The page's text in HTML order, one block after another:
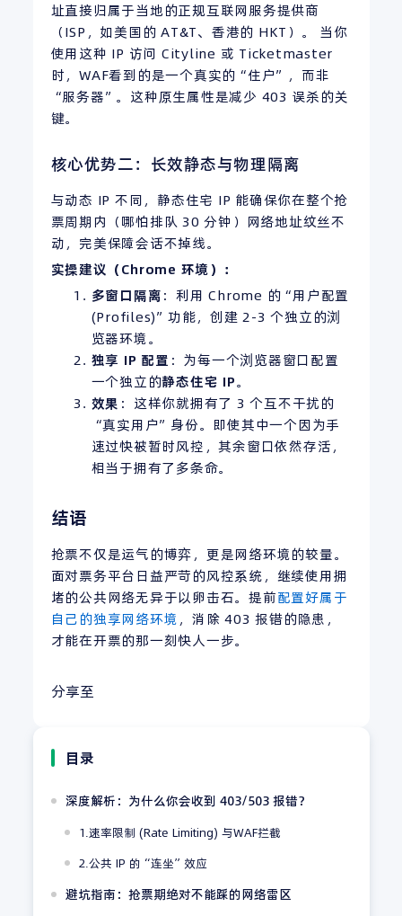
址直接归属于当地的正规互联网服务提供商
（ISP，如美国的 AT&T、香港的 HKT）。 当你
使用这种 IP 访问 Cityline 或 Ticketmaster
时，WAF看到的是一个真实的“住户”，而非
“服务器”。这种原生属性是减少 403 误杀的关
键。
核心优势二：长效静态与物理隔离
与动态 IP 不同，静态住宅 IP 能确保你在整个抢
票周期内（哪怕排队 30 分钟）网络地址纹丝不
动，完美保障会话不掉线。
实操建议（Chrome 环境）：
多窗口隔离：利用 Chrome 的“用户配置
(Profiles)”功能，创建 2-3 个独立的浏
览器环境。
独享 IP 配置 ：为每一个浏览器窗口配置
一个独立的静态住宅 IP。
效果 ：这样你就拥有了 3 个互不干扰的
“真实用户”身份。即使其中一个因为手
速过快被暂时风控，其余窗口依然存活，
相当于拥有了多条命。
结语
抢票不仅是运气的博弈，更是网络环境的较量。
面对票务平台日益严苛的风控系统，继续使用拥
堵的公共网络无异于以卵击石。提前配置好属于
自己的独享网络环境，消除 403 报错的隐患，
才能在开票的那一刻快人一步。
分享至
目录
深度解析：为什么你会收到 403/503 报错？
1.速率限制 (Rate Limiting) 与WAF拦截
2.公共 IP 的“连坐”效应
避坑指南：抢票期绝对不能踩的网络雷区